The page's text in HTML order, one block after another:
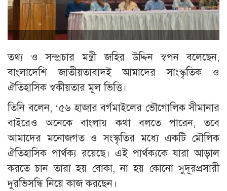
তথ্য ও সম্প্রচার মন্ত্রী জহির উদ্দিন স্বপন বলেছেন,
বাংলাদেশি জাতীয়তাবাদই আমাদের সাংস্কৃতিক ও
ঐতিহাসিক স্বকীয়তার মূল ভিত্তি।
তিনি বলেন, ‘৫৬ হাজার বর্গমাইলের ভৌগোলিক সীমানার
বাইরেও অনেকে বাংলায় কথা বলতে পারেন, তবে
আমাদের মনোজগত ও সংস্কৃতির মধ্যে একটি মৌলিক
ঐতিহাসিক পার্থক্য রয়েছে। এই পার্থক্যকে যারা আড়াল
করতে চান তারা হয় বোকা, না হয় কোনো সুদূরপ্রসারী
দুরভিসন্ধি নিয়ে কাজ করছেন।